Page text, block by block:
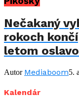
Nečakaný
rokoch
letom
Autor Mediaboom5.
Kalendár